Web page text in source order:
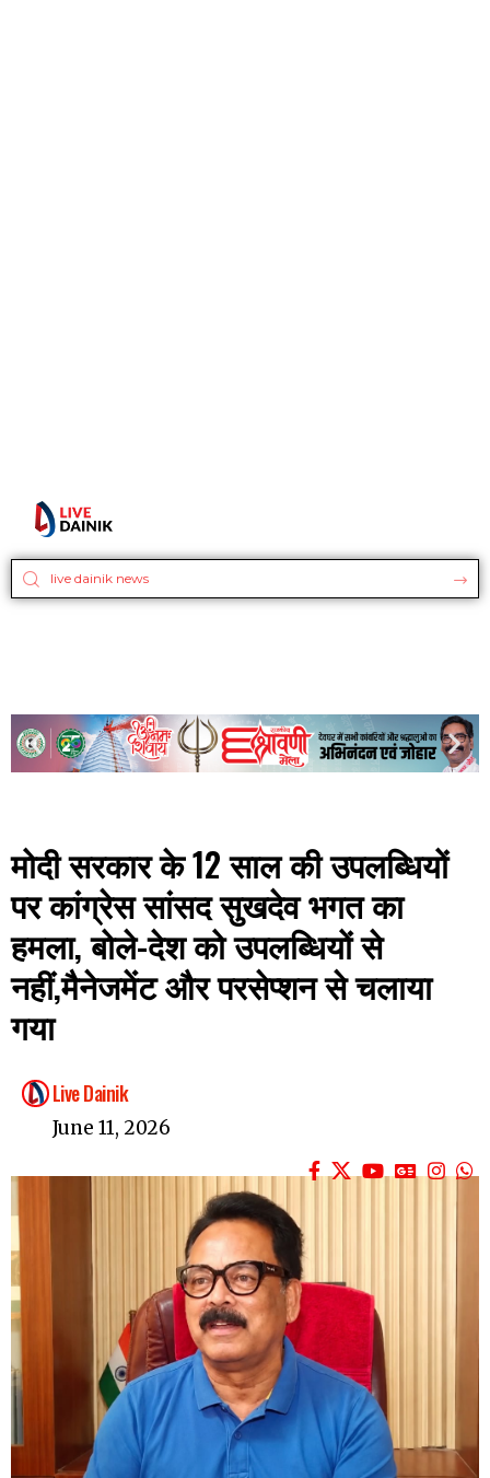
मोदी सरकार के 12 साल की उपलब्धियों
पर कांग्रेस सांसद सुखदेव भगत का
हमला, बोले-देश को उपलब्धियों से
नहीं,मैनेजमेंट और परसेप्शन से चलाया
गया
Live Dainik
June 11, 2026